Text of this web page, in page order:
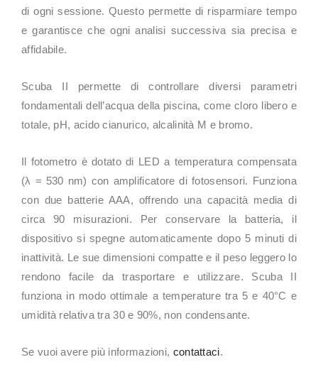
di ogni sessione. Questo permette di risparmiare tempo
e garantisce che ogni analisi successiva sia precisa e
affidabile.
Scuba II permette di controllare diversi parametri
fondamentali dell’acqua della piscina, come cloro libero e
totale, pH, acido cianurico, alcalinità M e bromo.
Il fotometro è dotato di LED a temperatura compensata
(λ = 530 nm) con amplificatore di fotosensori. Funziona
con due batterie AAA, offrendo una capacità media di
circa 90 misurazioni. Per conservare la batteria, il
dispositivo si spegne automaticamente dopo 5 minuti di
inattività. Le sue dimensioni compatte e il peso leggero lo
rendono facile da trasportare e utilizzare. Scuba II
funziona in modo ottimale a temperature tra 5 e 40°C e
umidità relativa tra 30 e 90%, non condensante.
Se vuoi avere più informazioni, contattaci.